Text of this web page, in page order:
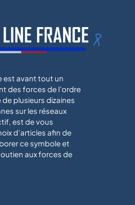
est avant tout un
des forces de l’ordre
plusieurs dizaines
sur les réseaux
est de vous
d’articles afin de
ce symbole et
aux forces de